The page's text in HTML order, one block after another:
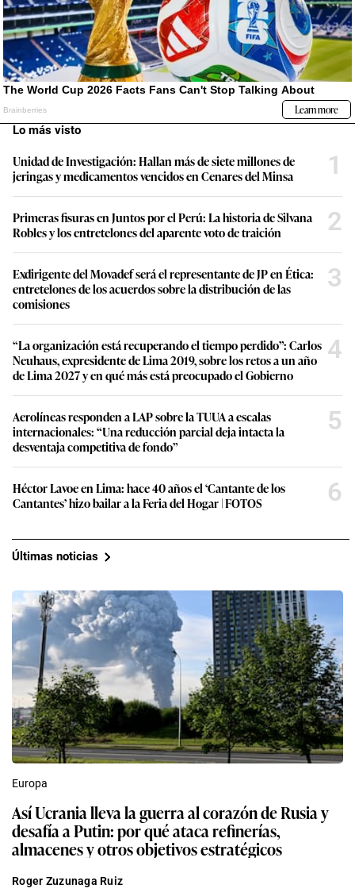
Lo más visto
Unidad de Investigación: Hallan más de siete millones de
jeringas y medicamentos vencidos en Cenares del Minsa
1
Primeras fisuras en Juntos por el Perú: La historia de Silvana
Robles y los entretelones del aparente voto de traición
2
Exdirigente del Movadef será el representante de JP en Ética:
entretelones de los acuerdos sobre la distribución de las
comisiones
3
“La organización está recuperando el tiempo perdido”: Carlos
Neuhaus, expresidente de Lima 2019, sobre los retos a un año
de Lima 2027 y en qué más está preocupado el Gobierno
4
Aerolíneas responden a LAP sobre la TUUA a escalas
internacionales: “Una reducción parcial deja intacta la
desventaja competitiva de fondo”
5
Héctor Lavoe en Lima: hace 40 años el ‘Cantante de los
Cantantes’ hizo bailar a la Feria del Hogar | FOTOS
6
Últimas noticias
Europa
Así Ucrania lleva la guerra al corazón de Rusia y
desafía a Putin: por qué ataca refinerías,
almacenes y otros objetivos estratégicos
Roger Zuzunaga Ruiz